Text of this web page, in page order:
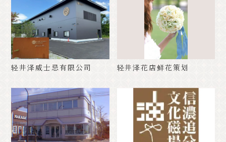
轻井泽威士忌有限公司 轻井泽花店鲜花策划